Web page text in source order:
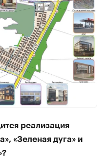
реализация
«Зеленая дуга» и